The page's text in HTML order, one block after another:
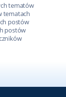
tematów
tematach
postów
postów